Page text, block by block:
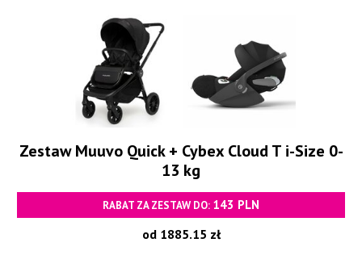
Zestaw Muuvo Quick + Cybex Cloud T i-Size 0-
13 kg
RABAT ZA ZESTAW DO: 143 PLN
od 1885.15 zł